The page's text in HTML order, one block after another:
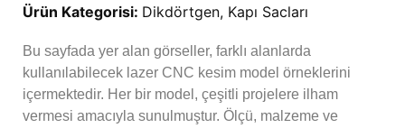
Ürün Kategorisi: Dikdörtgen, Kapı Sacları
Bu sayfada yer alan görseller, farklı alanlarda
kullanılabilecek lazer CNC kesim model örneklerini
içermektedir. Her bir model, çeşitli projelere ilham
vermesi amacıyla sunulmuştur. Ölçü, malzeme ve